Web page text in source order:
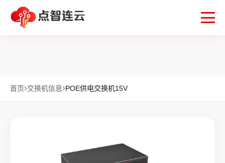
首页 交换机信息 POE供电交换机15V